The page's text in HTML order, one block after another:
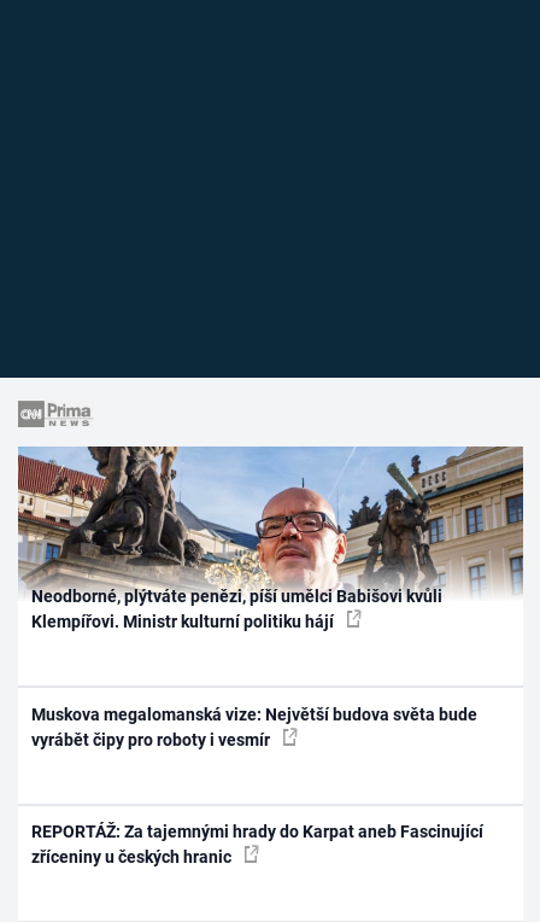
Neodborné, plýtváte penězi, píší umělci Babišovi kvůli
Klempířovi. Ministr kulturní politiku hájí
Muskova megalomanská vize: Největší budova světa bude
vyrábět čipy pro roboty i vesmír
REPORTÁŽ: Za tajemnými hrady do Karpat aneb Fascinující
zříceniny u českých hranic